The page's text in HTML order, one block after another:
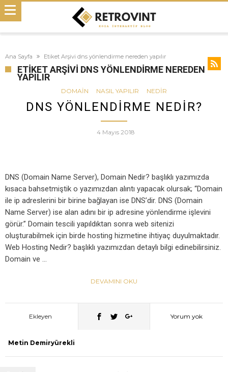
Ana Sayfa Etiket Arşivi dns yönlendirme nereden yapılır
ETIKET ARŞIVI DNS YÖNLENDIRME NEREDEN
YAPILIR
DOMAIN NASIL YAPILIR NEDIR
DNS YÖNLENDIRME NEDIR?
4 Mayıs 2018
DNS (Domain Name Server), Domain Nedir? başlıklı yazımızda
kısaca bahsetmiştik o yazımızdan alıntı yapacak olursak; “Domain
ile ip adreslerini bir birine bağlayan ise DNS’dir. DNS (Domain
Name Server) ise alan adını bir ip adresine yönlendirme işlevini
görür.” Domain tescili yapıldıktan sonra web sitenizi
oluşturabilmek için birde hosting hizmetine ihtiyaç duyulmaktadır.
Web Hosting Nedir? başlıklı yazımızdan detaylı bilgi edinebilirsiniz.
Domain ve …
DEVAMINI OKU
Ekleyen
Metin Demiryürekli
Yorum yok